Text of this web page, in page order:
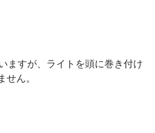
ますが、ライトを頭に巻き付け
せん。